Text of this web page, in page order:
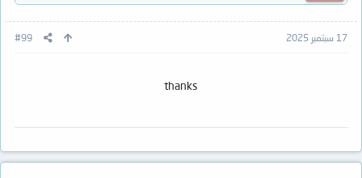
17 سبتمبر 2025 #99
thanks